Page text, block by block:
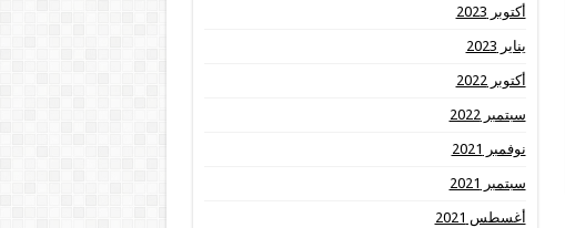
أكتوبر 2023
يناير 2023
أكتوبر 2022
سبتمبر 2022
نوفمبر 2021
سبتمبر 2021
أغسطس 2021